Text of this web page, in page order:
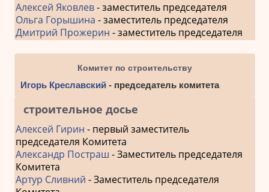
Алексей Яковлев- заместитель председателя
Ольга Горышина - заместитель председателя
Дмитрий Прожерин - заместитель председателя
Комитет по строительству
Игорь Креславский - председатель комитета
строительное досье
Алексей Гирин - первый заместитель
председателя Комитета
Александр Постраш - Заместитель председателя
Комитета
Артур Сливний - Заместитель председателя